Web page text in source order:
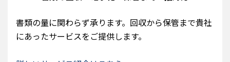
書類の量に関わらず承ります。回収から保管まで貴社
にあったサービスをご提供します。